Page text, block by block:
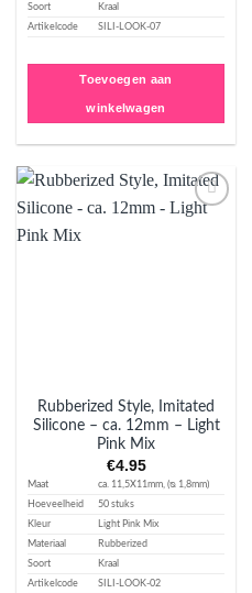
Soort
Kraal
Artikelcode
SILI-LOOK-07
Toevoegen aan
winkelwagen
Rubberized Style, Imitated
Silicone – ca. 12mm – Light
Pink Mix
€4.95
Maat
ca. 11,5X11mm, (ᴓ 1,8mm)
Hoeveelheid
50 stuks
Kleur
Light Pink Mix
Materiaal
Rubberized
Soort
Kraal
Artikelcode
SILI-LOOK-02